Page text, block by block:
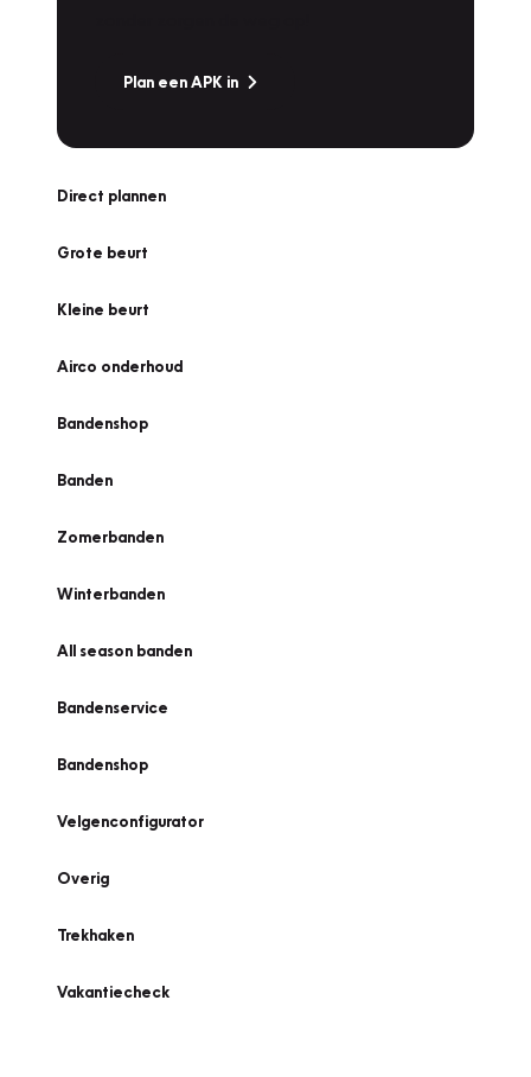
Plan een APK in
Direct plannen
Grote beurt
Kleine beurt
Airco onderhoud
Bandenshop
Banden
Zomerbanden
Winterbanden
All season banden
Bandenservice
Bandenshop
Velgenconfigurator
Overig
Trekhaken
Vakantiecheck